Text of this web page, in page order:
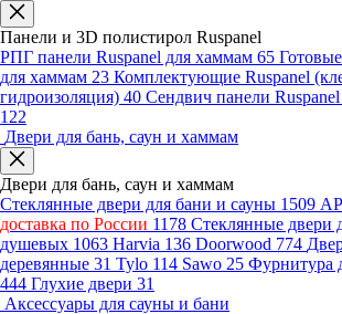
Панели и 3D полистирол Ruspanel
РПГ панели Ruspanel для хаммам 65
для хаммам 23 Комплектующие Ruspanel
гидроизоляция) 40 Сендвич панели
122
Двери для бань, саун и хаммам
Двери для бань, саун и хаммам
Стеклянные двери для бани и сауны 1509
доставка по России 1178 Стеклянные двери
душевых 1063 Harvia 136 Doorwood 774
деревянные 31 Tylo 114 Sawo 25 Фурнитура
444 Глухие двери 31
Аксессуары для сауны и бани